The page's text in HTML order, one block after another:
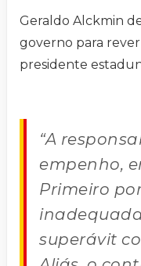
Geraldo Alckmin
governo para
presidente
“A
empenho,
Primeiro
superávit